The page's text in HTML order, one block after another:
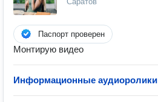
Паспорт проверен
Монтирую видео
Информационные аудиоролики